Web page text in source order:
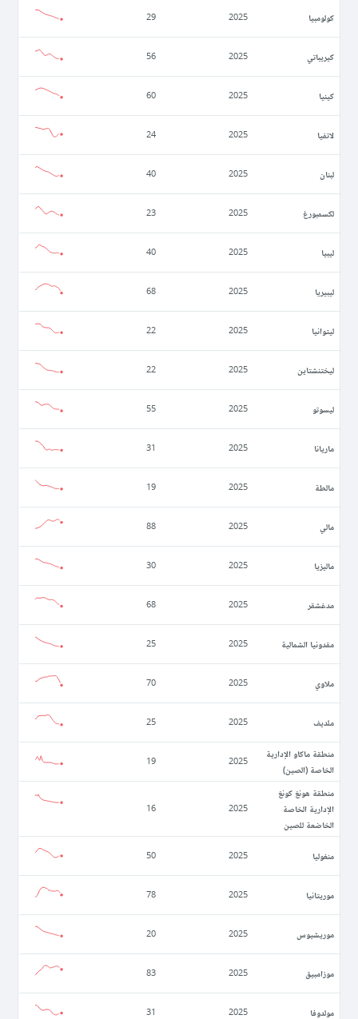
كولومبيا 2025
29
كيريباتي 2025
56
كينيا 2025
60
لاتفيا 2025
24
لبنان 2025
40
لكسمبورغ 2025
23
ليبيا 2025
40
ليبيريا 2025
68
ليتوانيا 2025
22
ليختنشتاين 2025
22
ليسوتو 2025
55
ماريانا 2025
31
مالطة 2025
19
مالي 2025
88
ماليزيا 2025
30
مدغشقر 2025
68
مقدونيا الشمالية 2025
25
ملاوي 2025
70
ملديف 2025
25
منطقة ماكاو الإدارية
الخاصة (الصين)
2025
19
منطقة هونغ كونغ
الإدارية الخاصة
الخاضعة للصين
2025
16
منغوليا 2025
50
موريتانيا 2025
78
موريشيوس 2025
20
موزامبيق 2025
83
مولدوفا 2025
31